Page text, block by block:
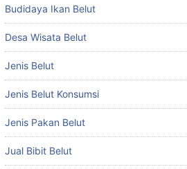
Budidaya Ikan Belut
Desa Wisata Belut
Jenis Belut
Jenis Belut Konsumsi
Jenis Pakan Belut
Jual Bibit Belut